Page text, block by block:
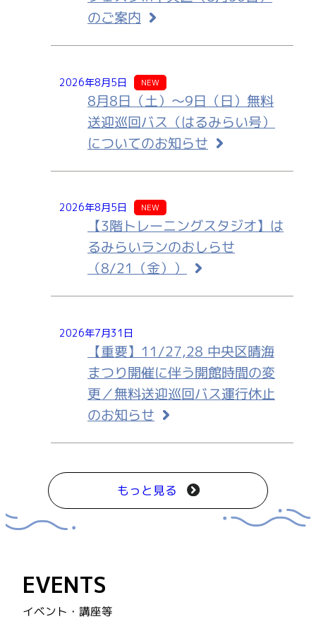
のご案内
2026年8月5日 NEW
8月8日（土）～9日（日）無料
送迎巡回バス（はるみらい号）
についてのお知らせ
2026年8月5日 NEW
【3階トレーニングスタジオ】は
るみらいランのおしらせ
（8/21（金））
2026年7月31日
【重要】11/27,28 中央区晴海
まつり開催に伴う開館時間の変
更／無料送迎巡回バス運行休止
のお知らせ
もっと見る
EVENTS
イベント・講座等